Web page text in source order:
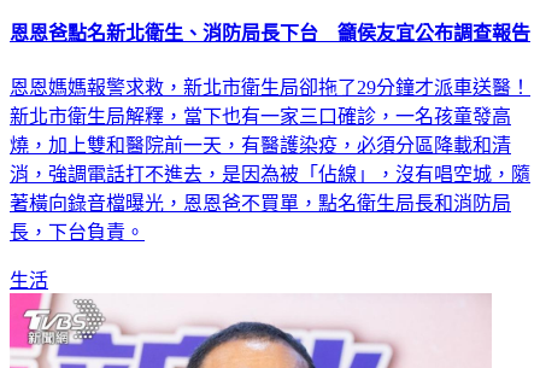
恩恩媽媽報警求救，新北市衛生局卻拖了29分鐘才派車送醫！
新北市衛生局解釋，當下也有一家三口確診，一名孩童發高
燒，加上雙和醫院前一天，有醫護染疫，必須分區降載和清
消，強調電話打不進去，是因為被「佔線」，沒有唱空城，隨
著橫向錄音檔曝光，恩恩爸不買單，點名衛生局長和消防局
生活